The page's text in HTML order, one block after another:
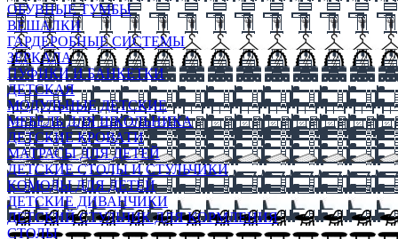
ОБУВНЫЕ ТУМБЫ
ВЕШАЛКИ
ГАРДЕРОБНЫЕ СИСТЕМЫ
ЗЕРКАЛА
ПУФИКИ И БАНКЕТКИ
ДЕТСКАЯ
МОДУЛЬНЫЕ ДЕТСКИЕ
МЕБЕЛЬ ДЛЯ ШКОЛЬНИКА
ДЕТСКИЕ КРОВАТИ
МАТРАСЫ ДЛЯ ДЕТЕЙ
ДЕТСКИЕ СТОЛЫ И СТУЛЬЧИКИ
КОМОДЫ ДЛЯ ДЕТЕЙ
ДЕТСКИЕ ДИВАНЧИКИ
ДЕТСКИЙ СТУЛЬЧИК ДЛЯ КОРМЛЕНИЯ
СТОЛЫ